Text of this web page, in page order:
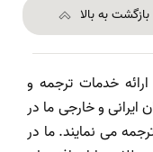
بازگشت به بالا
ارائه خدمات ترجمه و
ایرانی و خارجی ما در
می نمایند. ما در